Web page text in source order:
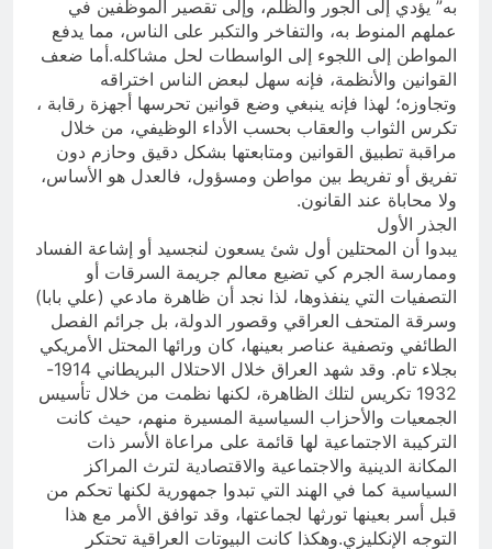
به” يؤدي إلى الجور والظلم، وإلى تقصير الموظفين في
عملهم المنوط به، والتفاخر والتكبر على الناس، مما يدفع
المواطن إلى اللجوء إلى الواسطات لحل مشاكله.أما ضعف
القوانين والأنظمة، فإنه سهل لبعض الناس اختراقه
وتجاوزه؛ لهذا فإنه ينبغي وضع قوانين تحرسها أجهزة رقابة ،
تكرس الثواب والعقاب بحسب الأداء الوظيفي، من خلال
مراقبة تطبيق القوانين ومتابعتها بشكل دقيق وحازم دون
تفريق أو تفريط بين مواطن ومسؤول، فالعدل هو الأساس،
ولا محاباة عند القانون.
الجذر الأول
يبدوا أن المحتلين أول شئ يسعون لنجسيد أو إشاعة الفساد
وممارسة الجرم كي تضيع معالم جريمة السرقات أو
التصفيات التي ينفذوها، لذا نجد أن ظاهرة مادعي (علي بابا)
وسرقة المتحف العراقي وقصور الدولة، بل جرائم الفصل
الطائفي وتصفية عناصر بعينها، كان ورائها المحتل الأمريكي
بجلاء تام. وقد شهد العراق خلال الاحتلال البريطاني 1914-
1932 تكريس لتلك الظاهرة، لكنها نظمت من خلال تأسيس
الجمعيات والأحزاب السياسية المسيرة منهم، حيث كانت
التركيبة الاجتماعية لها قائمة على مراعاة الأسر ذات
المكانة الدينية والاجتماعية والاقتصادية لترث المراكز
السياسية كما في الهند التي تبدوا جمهورية لكنها تحكم من
قبل أسر بعينها تورثها لجماعتها، وقد توافق الأمر مع هذا
التوجه الإنكليزي.وهكذا كانت البيوتات العراقية تحتكر